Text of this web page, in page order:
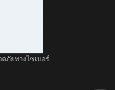
ภัยทางไซเบอร์